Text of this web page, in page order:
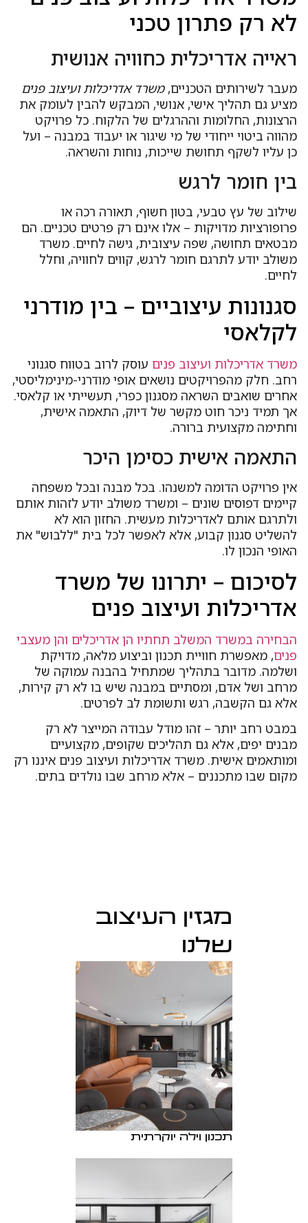
לא רק פתרון טכני
ראייה אדריכלית כחוויה אנושית
מעבר לשירותים הטכניים,משרד אדריכלות ועיצוב פנים
מציע גם תהליך אישי, אנושי, המבקש להבין לעומק את
הרצונות, החלומות וההרגלים של הלקוח. כל פרויקט
מהווה ביטוי ייחודי של מי שיגור או יעבוד במבנה – ועל
כן עליו לשקף תחושת שייכות, נוחות והשראה.
בין חומר לרגש
שילוב של עץ טבעי, בטון חשוף, תאורה רכה או
פרופורציות מדויקות – אלו אינם רק פרטים טכניים. הם
מבטאים תחושה, שפה עיצובית, גישה לחיים. משרד
משולב יודע לתרגם חומר לרגש, קווים לחוויה, וחלל
לחיים.
סגנונות עיצוביים – בין מודרני
לקלאסי
משרד אדריכלות ועיצוב פנים עוסק לרוב בטווח סגנוני
רחב. חלק מהפרויקטים נושאים אופי מודרני-מינימליסטי,
אחרים שואבים השראה מסגנון כפרי, תעשייתי או קלאסי.
אך תמיד ניכר חוט מקשר של דיוק, התאמה אישית,
וחתימה מקצועית ברורה.
התאמה אישית כסימן היכר
אין פרויקט הדומה למשנהו. בכל מבנה ובכל משפחה
קיימים דפוסים שונים – ומשרד משולב יודע לזהות אותם
ולתרגם אותם לאדריכלות מעשית. החזון הוא לא
להשליט סגנון קבוע, אלא לאפשר לכל בית "ללבוש" את
האופי הנכון לו.
לסיכום – יתרונו של משרד
אדריכלות ועיצוב פנים
הבחירה במשרד המשלב תחתיו הן אדריכלים והן מעצבי
פנים, מאפשרת חוויית תכנון וביצוע מלאה, מדויקת
ושלמה. מדובר בתהליך שמתחיל בהבנה עמוקה של
מרחב ושל אדם, ומסתיים במבנה שיש בו לא רק קירות,
אלא גם הקשבה, רגש ותשומת לב לפרטים.
במבט רחב יותר – זהו מודל עבודה המייצר לא רק
מבנים יפים, אלא גם תהליכים שקופים, מקצועיים
ומותאמים אישית. משרד אדריכלות ועיצוב פנים איננו רק
מקום שבו מתכננים – אלא מרחב שבו נולדים בתים.
מגזין העיצוב
שלנו
תכנון וילה יוקרתית